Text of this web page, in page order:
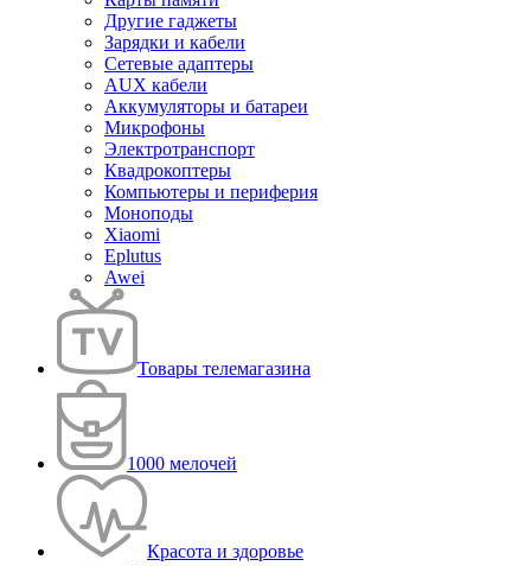
Другие гаджеты
Зарядки и кабели
Сетевые адаптеры
AUX кабели
Аккумуляторы и батареи
Микрофоны
Электротранспорт
Квадрокоптеры
Компьютеры и периферия
Моноподы
Xiaomi
Eplutus
Awei
Товары телемагазина
1000 мелочей
Красота и здоровье